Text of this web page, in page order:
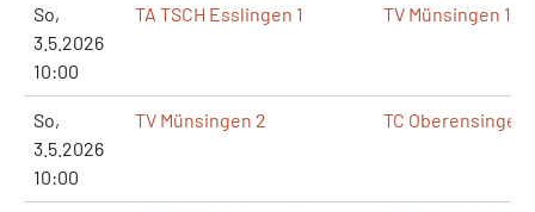
So,
3.5.2026
10:00
TA TSCH Esslingen 1 TV Münsingen 1
So,
3.5.2026
10:00
TV Münsingen 2 TC Oberensingen